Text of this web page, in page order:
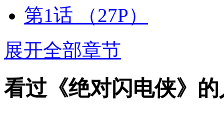
第1话
（27P）
展开全部章节
看过《绝对闪电侠》